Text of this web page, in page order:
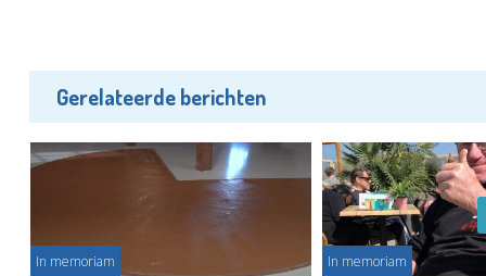
Gerelateerde berichten
In memoriam In memoriam